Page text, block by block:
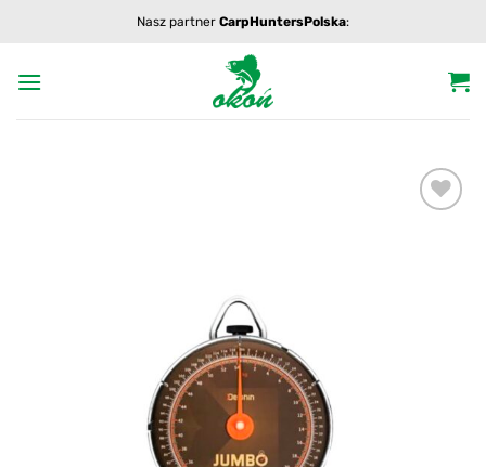
Nasz partner CarpHuntersPolska: